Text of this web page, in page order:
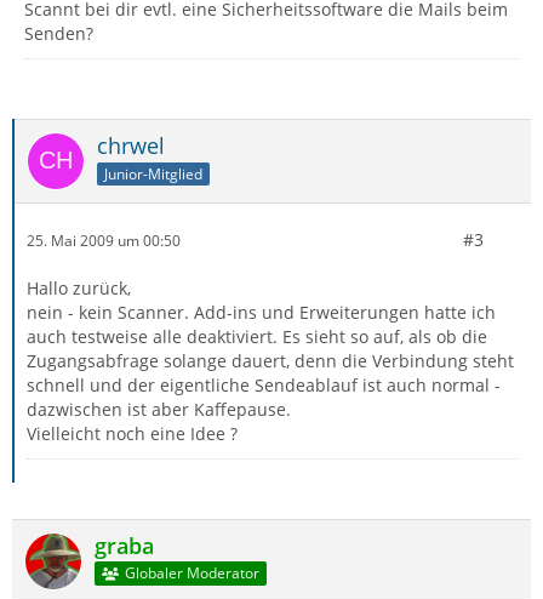
Scannt bei dir evtl. eine Sicherheitssoftware die Mails beim
Senden?
chrwel
Junior-Mitglied
25. Mai 2009 um 00:50 #3
Hallo zurück,
nein - kein Scanner. Add-ins und Erweiterungen hatte ich
auch testweise alle deaktiviert. Es sieht so auf, als ob die
Zugangsabfrage solange dauert, denn die Verbindung steht
schnell und der eigentliche Sendeablauf ist auch normal -
dazwischen ist aber Kaffepause.
Vielleicht noch eine Idee ?
graba
Globaler Moderator